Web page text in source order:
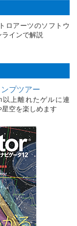
ロアーツのソフトウ
インで解説
プツアー
上離れたゲルに連
空を楽しめます